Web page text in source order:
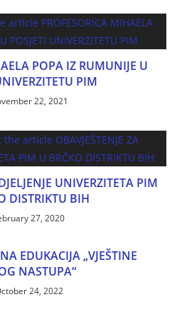
POPA IZ RUMUNIJE U
PIM
22, 2021
UNIVERZITETA PIM
DISTRIKTU BIH
27, 2020
EDUKACIJA „VJEŠTINE
NASTUPA“
24, 2022